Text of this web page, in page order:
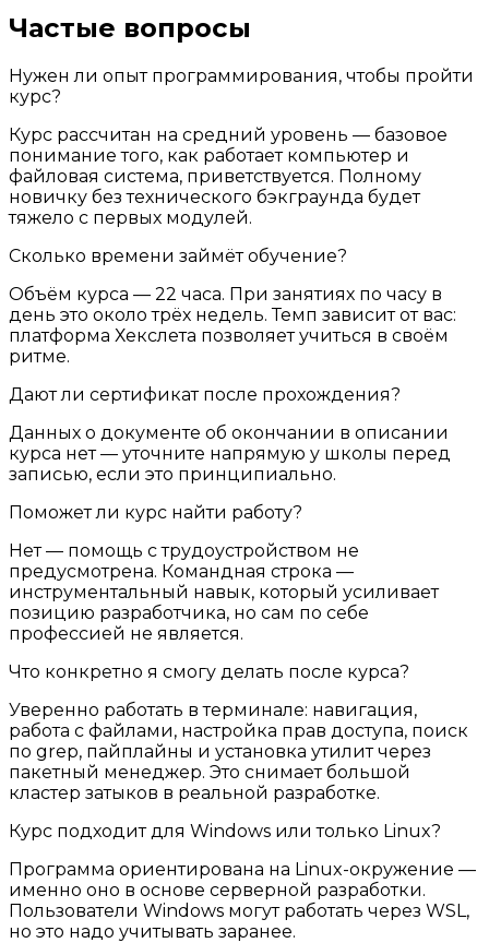
Частые вопросы
Нужен ли опыт программирования, чтобы пройти
курс?
Курс рассчитан на средний уровень — базовое
понимание того, как работает компьютер и
файловая система, приветствуется. Полному
новичку без технического бэкграунда будет
тяжело с первых модулей.
Сколько времени займёт обучение?
Объём курса — 22 часа. При занятиях по часу в
день это около трёх недель. Темп зависит от вас:
платформа Хекслета позволяет учиться в своём
ритме.
Дают ли сертификат после прохождения?
Данных о документе об окончании в описании
курса нет — уточните напрямую у школы перед
записью, если это принципиально.
Поможет ли курс найти работу?
Нет — помощь с трудоустройством не
предусмотрена. Командная строка —
инструментальный навык, который усиливает
позицию разработчика, но сам по себе
профессией не является.
Что конкретно я смогу делать после курса?
Уверенно работать в терминале: навигация,
работа с файлами, настройка прав доступа, поиск
по grep, пайплайны и установка утилит через
пакетный менеджер. Это снимает большой
кластер затыков в реальной разработке.
Курс подходит для Windows или только Linux?
Программа ориентирована на Linux-окружение —
именно оно в основе серверной разработки.
Пользователи Windows могут работать через WSL,
но это надо учитывать заранее.